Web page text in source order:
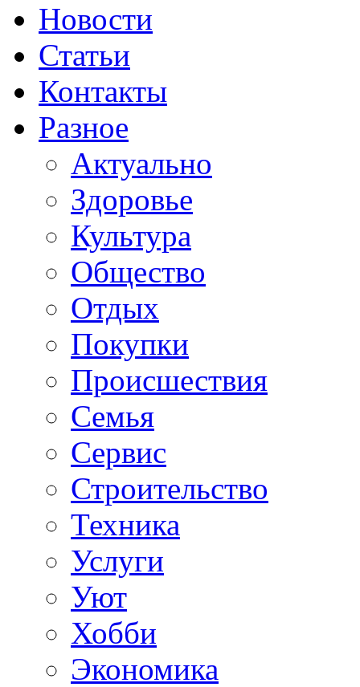
Новости
Статьи
Контакты
Разное
Актуально
Здоровье
Культура
Общество
Отдых
Покупки
Происшествия
Семья
Сервис
Строительство
Техника
Услуги
Уют
Хобби
Экономика